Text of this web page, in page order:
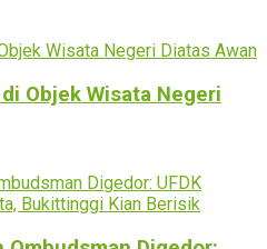
Objek Wisata Negeri